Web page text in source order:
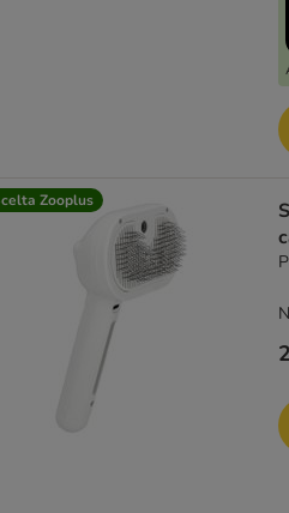
Zooplus